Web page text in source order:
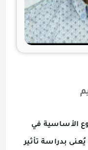
الأساسية في
يُعنى بدراسة تأثير